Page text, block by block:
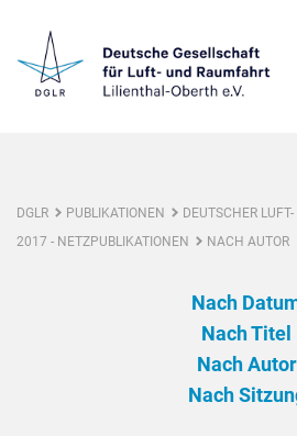
DGLR PUBLIKATIONEN
DEUTSCHER
2017 - NETZPUBLIKATIONEN
NACH AUTOR
Nach
Nach Titel
Nach Autor
Nach